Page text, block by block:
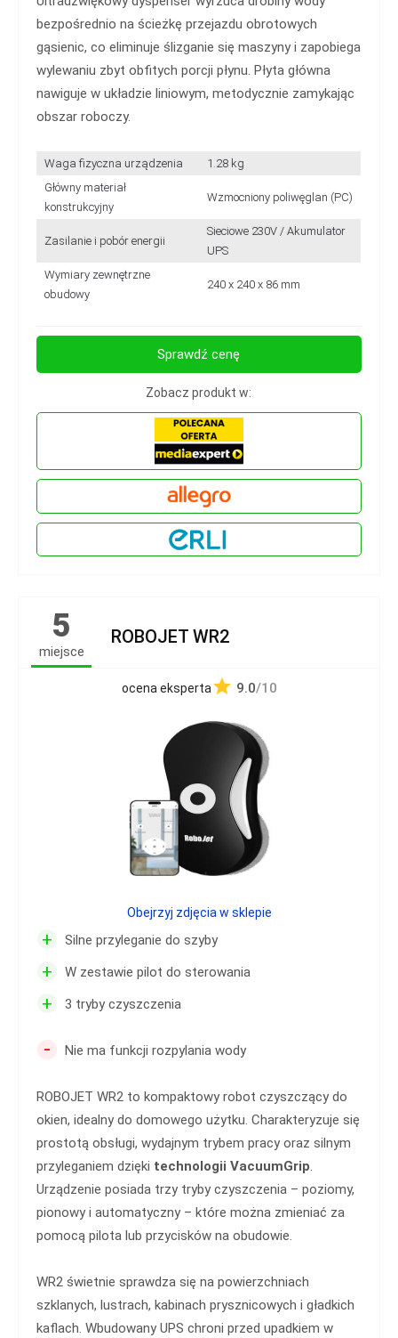
bezpośrednio na ścieżkę przejazdu obrotowych
gąsienic, co eliminuje ślizganie się maszyny i zapobiega
wylewaniu zbyt obfitych porcji płynu. Płyta główna
nawiguje w układzie liniowym, metodycznie zamykając
obszar roboczy.
Waga fizyczna urządzenia
1.28 kg
Główny materiał
konstrukcyjny
Wzmocniony poliwęglan (PC)
Zasilanie i pobór energii
Sieciowe 230V / Akumulator
UPS
Wymiary zewnętrzne
obudowy
240 x 240 x 86 mm
Sprawdź cenę
Zobacz produkt w:
5
miejsce
ROBOJET WR2
ocena eksperta 9.0/10
+ Silne przyleganie do szyby
+ W zestawie pilot do sterowania
+ 3 tryby czyszczenia
- Nie ma funkcji rozpylania wody
ROBOJET WR2 to kompaktowy robot czyszczący do
okien, idealny do domowego użytku. Charakteryzuje się
prostotą obsługi, wydajnym trybem pracy oraz silnym
przyleganiem dzięki technologii VacuumGrip.
Urządzenie posiada trzy tryby czyszczenia – poziomy,
pionowy i automatyczny – które można zmieniać za
pomocą pilota lub przycisków na obudowie.
WR2 świetnie sprawdza się na powierzchniach
szklanych, lustrach, kabinach prysznicowych i gładkich
kaflach. Wbudowany UPS chroni przed upadkiem w
Obejrzyj zdjęcia w sklepie